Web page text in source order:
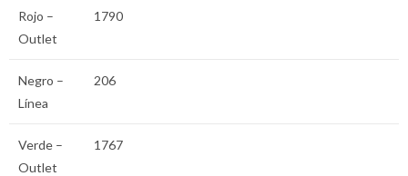
Rojo –
Outlet
1790
Negro –
Línea
206
Verde –
Outlet
1767